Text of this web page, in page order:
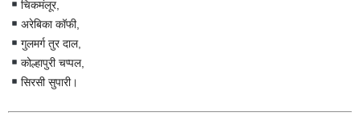
चिकमंलूर,
अरेबिका कॉफी,
गुलमर्ग तुर दाल,
कोल्हापुरी चप्पल,
सिरसी सुपारी।